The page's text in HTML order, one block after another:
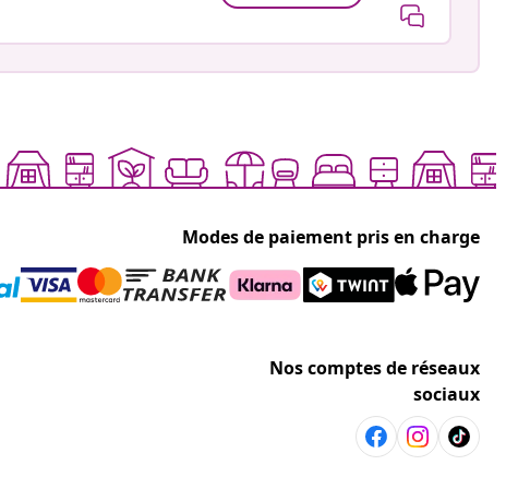
Modes de paiement pris en charge
Nos comptes de réseaux
sociaux